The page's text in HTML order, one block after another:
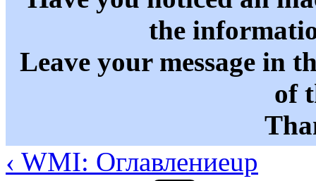
the
Leave your message in
of
‹ WMI: Оглавлениеup